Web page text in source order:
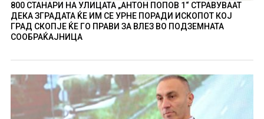
800 СТАНАРИ НА УЛИЦАТА „АНТОН ПОПОВ 1“ СТРАВУВААТ
ДЕКА ЗГРАДАТА ЌЕ ИМ СЕ УРНЕ ПОРАДИ ИСКОПОТ КОЈ
ГРАД СКОПЈЕ ЌЕ ГО ПРАВИ ЗА ВЛЕЗ ВО ПОДЗЕМНАТА
СООБРАЌАЈНИЦА